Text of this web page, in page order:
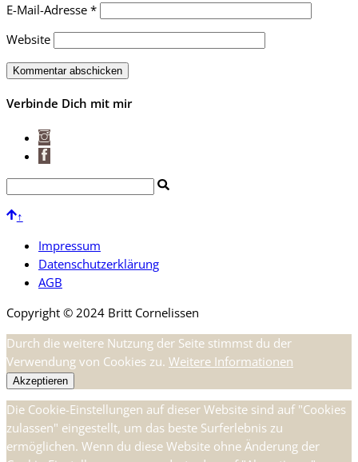
E-Mail-Adresse *
Website
Verbinde Dich mit mir
↑
Impressum
Datenschutzerklärung
AGB
Copyright © 2024 Britt Cornelissen
Durch die weitere Nutzung der Seite stimmst du der
Verwendung von Cookies zu. Weitere Informationen
Akzeptieren
Die Cookie-Einstellungen auf dieser Website sind auf "Cookies
zulassen" eingestellt, um das beste Surferlebnis zu
ermöglichen. Wenn du diese Website ohne Änderung der